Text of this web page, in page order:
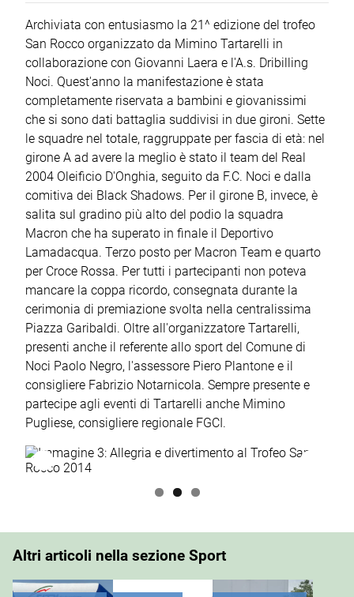
Archiviata con entusiasmo la 21^ edizione del trofeo
San Rocco organizzato da Mimino Tartarelli in
collaborazione con Giovanni Laera e l'A.s. Dribilling
Noci. Quest'anno la manifestazione è stata
completamente riservata a bambini e giovanissimi
che si sono dati battaglia suddivisi in due gironi. Sette
le squadre nel totale, raggruppate per fascia di età: nel
girone A ad avere la meglio è stato il team del Real
2004 Oleificio D'Onghia, seguito da F.C. Noci e dalla
comitiva dei Black Shadows. Per il girone B, invece, è
salita sul gradino più alto del podio la squadra
Macron che ha superato in finale il Deportivo
Lamadacqua. Terzo posto per Macron Team e quarto
per Croce Rossa. Per tutti i partecipanti non poteva
mancare la coppa ricordo, consegnata durante la
cerimonia di premiazione svolta nella centralissima
Piazza Garibaldi. Oltre all'organizzatore Tartarelli,
presenti anche il referente allo sport del Comune di
Noci Paolo Negro, l'assessore Piero Plantone e il
consigliere Fabrizio Notarnicola. Sempre presente e
partecipe agli eventi di Tartarelli anche Mimino
Pugliese, consigliere regionale FGCI.
Altri articoli nella sezione Sport